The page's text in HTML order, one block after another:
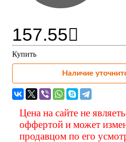
157.55
Купить
Наличие
Цена на сайте не
оффертой и может
продавцом по его